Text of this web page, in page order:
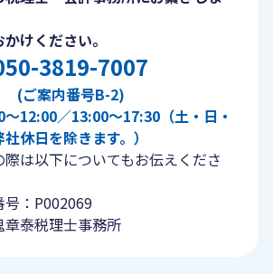
けください。
3819-7007
(ご案内番号B-2)
12:00／13:00〜17:30（土・日・
休日を除きます。）
は以下についてもお伝えくださ
号：P002069
泰税理士事務所